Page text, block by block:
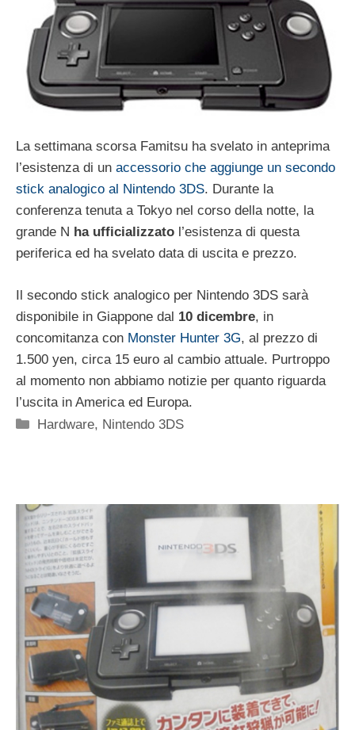
La settimana scorsa Famitsu ha svelato in anteprima
l’esistenza di un accessorio che aggiunge un secondo
stick analogico al Nintendo 3DS. Durante la
conferenza tenuta a Tokyo nel corso della notte, la
grande N ha ufficializzato l’esistenza di questa
periferica ed ha svelato data di uscita e prezzo.
Il secondo stick analogico per Nintendo 3DS sarà
disponibile in Giappone dal 10 dicembre, in
concomitanza con Monster Hunter 3G, al prezzo di
1.500 yen, circa 15 euro al cambio attuale. Purtroppo
al momento non abbiamo notizie per quanto riguarda
l’uscita in America ed Europa.
Categorie
Hardware, Nintendo 3DS